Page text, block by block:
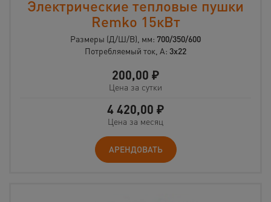
Электрические тепловые пушки
Remko 15кВт
Размеры (Д/Ш/В), мм: 700/350/600
Потребляемый ток, А: 3х22
200,00 ₽
Цена за сутки
4 420,00 ₽
Цена за месяц
АРЕНДОВАТЬ